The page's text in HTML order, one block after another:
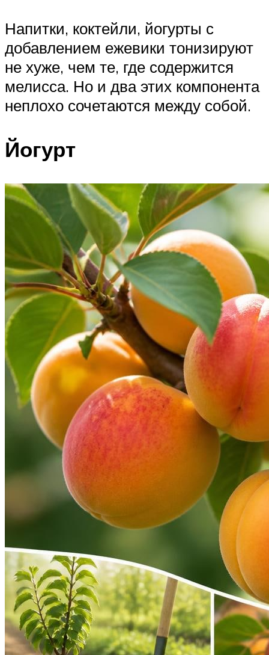
Напитки, коктейли, йогурты с
добавлением ежевики тонизируют
не хуже, чем те, где содержится
мелисса. Но и два этих компонента
неплохо сочетаются между собой.
Йогурт